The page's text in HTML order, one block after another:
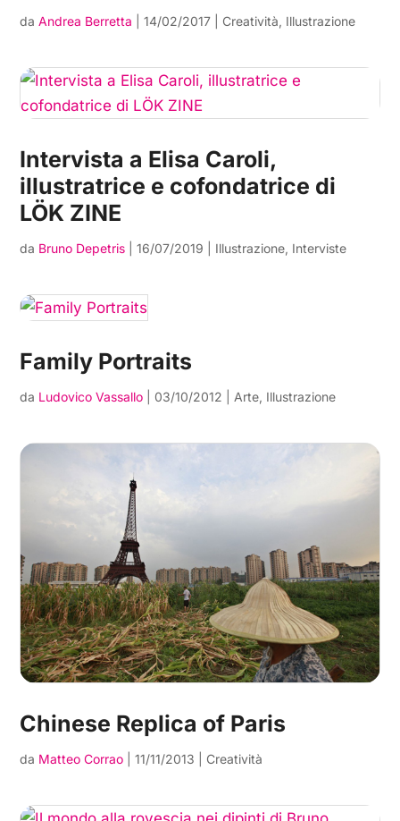
daAndrea Berretta |14/02/2017 Creatività, Illustrazione
Intervista a Elisa Caroli,
illustratrice e cofondatrice di
LÖK ZINE
da Bruno Depetris |16/07/2019 Illustrazione, Interviste
Family Portraits
da Ludovico Vassallo 03/10/2012 Arte, Illustrazione
Chinese Replica of Paris
da Matteo Corrao |11/11/2013 Creatività